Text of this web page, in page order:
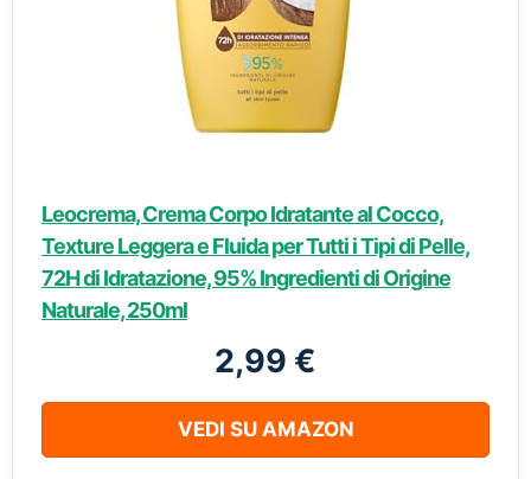
Leocrema, Crema Corpo Idratante al Cocco,
Texture Leggera e Fluida per Tutti i Tipi di Pelle,
72H di Idratazione, 95% Ingredienti di Origine
Naturale, 250ml
2,99 €
VEDI SU AMAZON